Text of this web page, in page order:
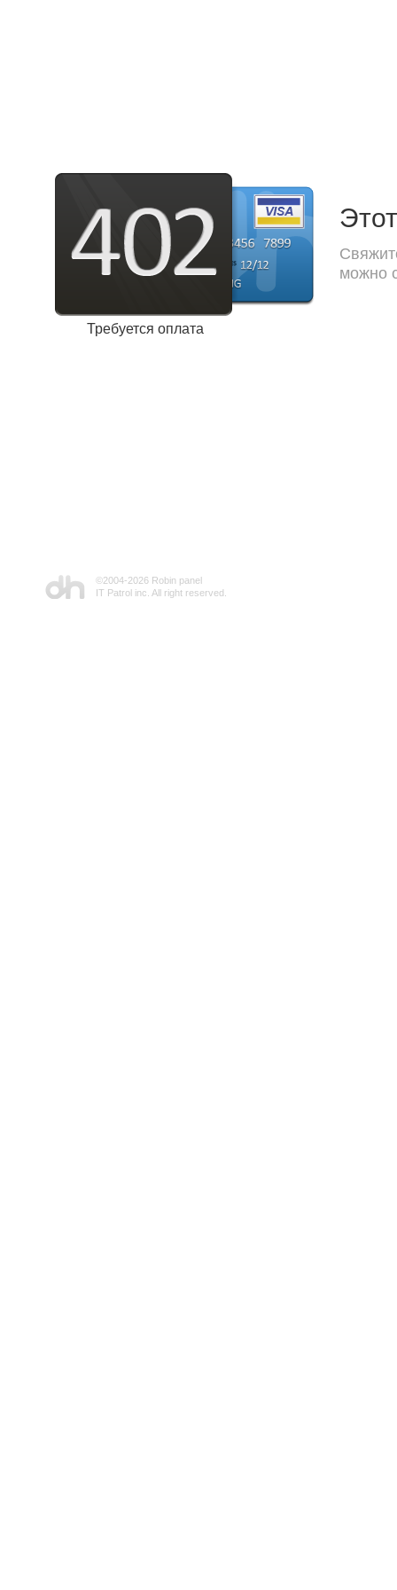
Требуется оплата
можно
©2004-2026 Robin panel
IT Patrol inc. All right reserved.